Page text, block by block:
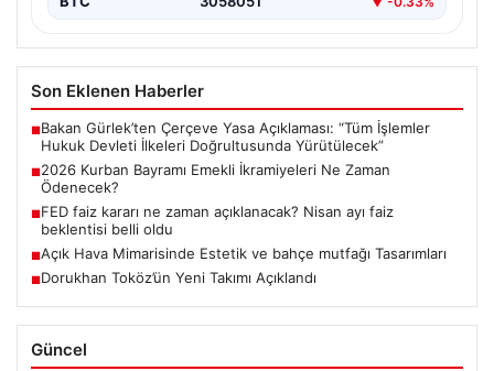
Son Eklenen Haberler
■Bakan Gürlek’ten Çerçeve Yasa Açıklaması: “Tüm İşlemler
Hukuk Devleti İlkeleri Doğrultusunda Yürütülecek”
■2026 Kurban Bayramı Emekli İkramiyeleri Ne Zaman
Ödenecek?
■FED faiz kararı ne zaman açıklanacak? Nisan ayı faiz
beklentisi belli oldu
■Açık Hava Mimarisinde Estetik ve bahçe mutfağı Tasarımları
■Dorukhan Toköz’ün Yeni Takımı Açıklandı
Güncel